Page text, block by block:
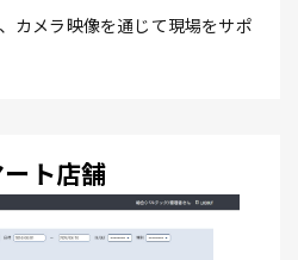
カメラ映像を通じて現場をサポ
ート店舗